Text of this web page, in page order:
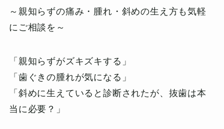
～親知らずの痛み・腫れ・斜めの生え方も気軽
にご相談を～
「親知らずがズキズキする」
「歯ぐきの腫れが気になる」
「斜めに生えていると診断されたが、抜歯は本
当に必要？」